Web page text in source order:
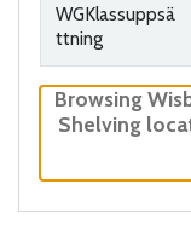
WGKlassuppsä
ttning
Browsing
Shelving